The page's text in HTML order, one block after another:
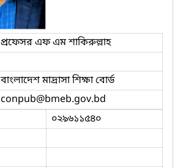
প্রফেসর এফ এম শাকিরুল্লাহ
বাংলাদেশ মাদ্রাসা শিক্ষা বোর্ড
conpub@bmeb.gov.bd
০২৯৬১১৫৪০